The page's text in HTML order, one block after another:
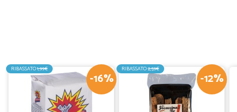
-16%
RIBASSATO1,99€
-12%
RIBASSATO2,59€